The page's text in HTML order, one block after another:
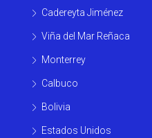
Cadereyta Jiménez
Viña del Mar Reñaca
Monterrey
Calbuco
Bolivia
Estados Unidos